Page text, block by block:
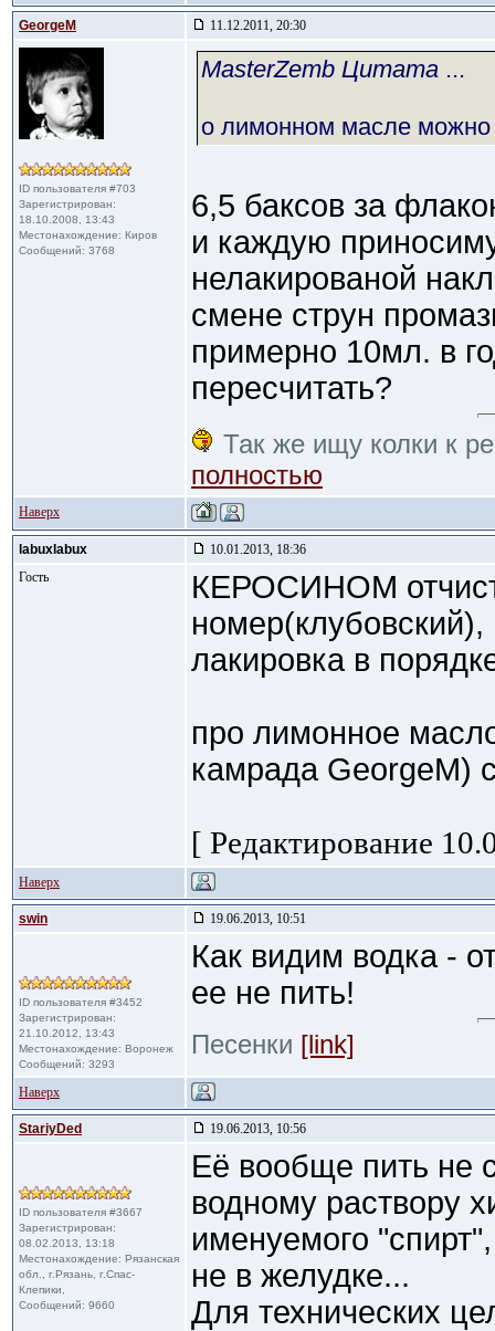
GeorgeM 11.12.2011, 20:30
ID пользователя #703
Зарегистрирован:
18.10.2008, 13:43
Местонахождение: Киров
Сообщений: 3768
MasterZemb Цитата ...
о лимонном масле можно
6,5 баксов за
и каждую
нелакированой
смене струн
примерно 10мл. в
пересчитать?
Так же ищу колки к
полностью
Наверх
labuxlabux
10.01.2013, 18:36
Гость
КЕРОСИНОМ
лакировка в
про лимонное
камрада GeorgeM)
[ Редактирование
Наверх
swin 19.06.2013, 10:51
ID пользователя #3452
Зарегистрирован:
21.10.2012, 13:43
Местонахождение: Воронеж
Сообщений: 3293
Как видим водка -
ее не пить!
Песенки [link]
Наверх
StariyDed 19.06.2013, 10:56
ID пользователя #3667
Зарегистрирован:
08.02.2013, 13:18
Местонахождение: Рязанская
обл., г.Рязань, г.Спас-
Клепики,
Сообщений: 9660
Её вообще пить не
водному раствору
именуемого
не в желудке...
Для технических